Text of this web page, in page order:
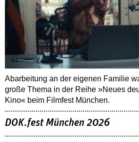
Abarbeitung an der eigenen Familie
große Thema in der Reihe »Neues
Kino« beim Filmfest München.
DOK.fest München 2026